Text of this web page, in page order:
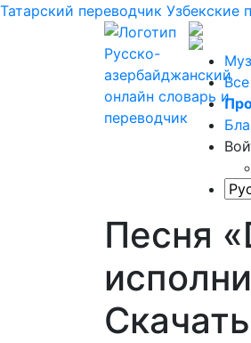
Татарский переводчик Узбекские
Песня